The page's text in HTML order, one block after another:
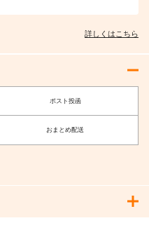
詳しくはこちら
ポスト投函
おまとめ配送